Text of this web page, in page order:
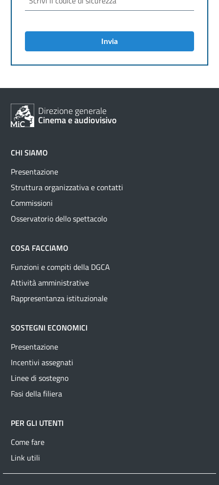
Invia
Direzione generale
Cinema e audiovisivo
CHI SIAMO
Presentazione
Struttura organizzativa e contatti
Commissioni
Osservatorio dello spettacolo
COSA FACCIAMO
Funzioni e compiti della DGCA
Attività amministrative
Rappresentanza istituzionale
SOSTEGNI ECONOMICI
Presentazione
Incentivi assegnati
Linee di sostegno
Fasi della filiera
PER GLI UTENTI
Come fare
Link utili